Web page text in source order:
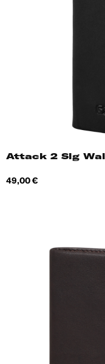
Attack 2 Slg
Hind
49,00 €